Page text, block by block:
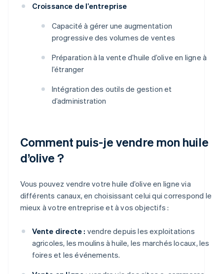
Croissance de l’entreprise
Capacité à gérer une augmentation
progressive des volumes de ventes
Préparation à la vente d’huile d’olive en ligne à
l’étranger
Intégration des outils de gestion et
d’administration
Comment puis-je vendre mon huile
d’olive ?
Vous pouvez vendre votre huile d’olive en ligne via
différents canaux, en choisissant celui qui correspond le
mieux à votre entreprise et à vos objectifs :
Vente directe : vendre depuis les exploitations
agricoles, les moulins à huile, les marchés locaux, les
foires et les événements.